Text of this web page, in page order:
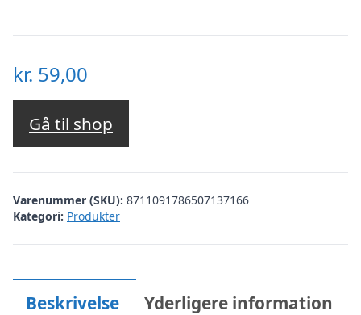
kr. 59,00
Gå til shop
Varenummer (SKU): 8711091786507137166
Kategori: Produkter
Beskrivelse Yderligere information